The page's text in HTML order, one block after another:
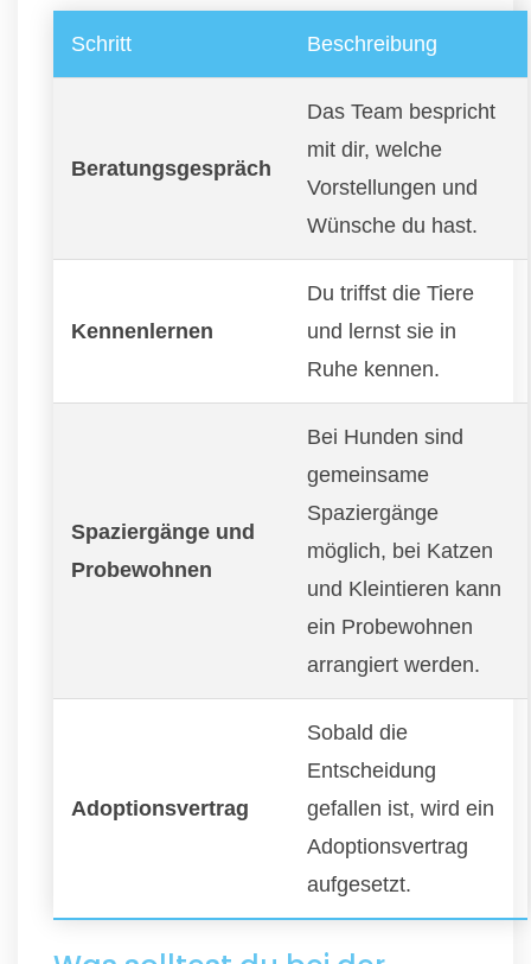
Schritt Beschreibung
Beratungsgespräch
Das Team bespricht
mit dir, welche
Vorstellungen und
Wünsche du hast.
Kennenlernen
Du triffst die Tiere
und lernst sie in
Ruhe kennen.
Spaziergänge und
Probewohnen
Bei Hunden sind
gemeinsame
Spaziergänge
möglich, bei Katzen
und Kleintieren kann
ein Probewohnen
arrangiert werden.
Adoptionsvertrag
Sobald die
Entscheidung
gefallen ist, wird ein
Adoptionsvertrag
aufgesetzt.